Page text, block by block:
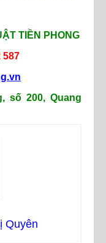
TIỀN PHONG
587
số 200, Quang
Quyên